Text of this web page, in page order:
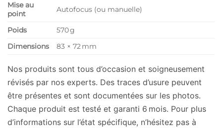
Mise au
point
Autofocus (ou manuelle)
Poids
570 g
Dimensions
83 × 72 mm
Nos produits sont tous d’occasion et soigneusement
révisés par nos experts. Des traces d’usure peuvent
être présentes et sont documentées sur les photos.
Chaque produit est testé et garanti 6 mois. Pour plus
d’informations sur l’état spécifique, n’hésitez pas à